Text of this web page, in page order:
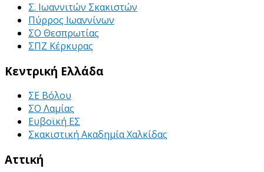
Σ. Ιωαννιτών Σκακιστών
Πύρρος Ιωαννίνων
ΣΟ Θεσπρωτίας
ΣΠΖ Κέρκυρας
Κεντρική Ελλάδα
ΣΕ Βόλου
ΣΟ Λαμίας
Ευβοϊκή ΕΣ
Σκακιστική Ακαδημία Χαλκίδας
Αττική